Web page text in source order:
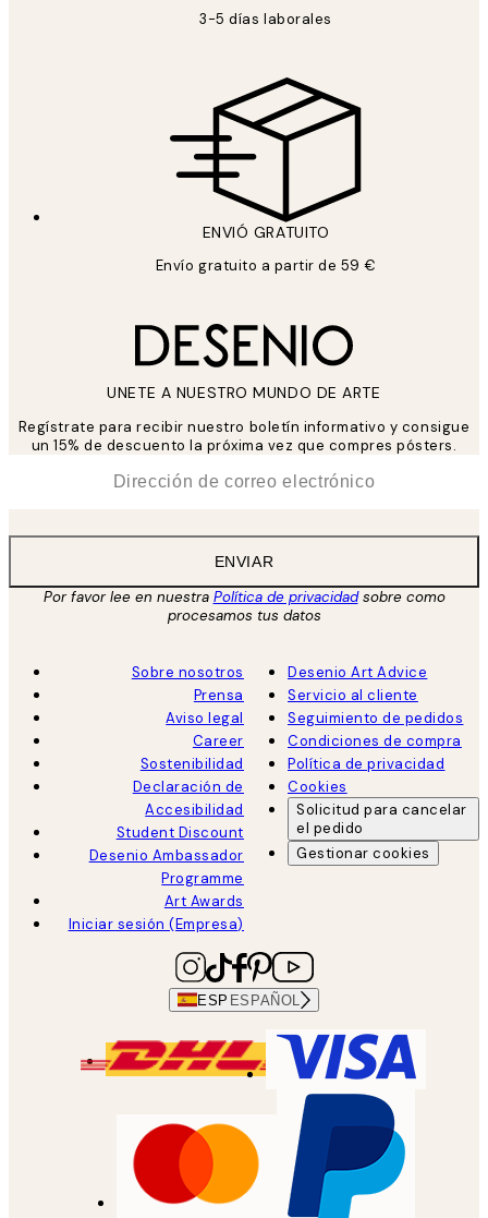
3-5 días laborales
ENVIÓ GRATUITO
Envío gratuito a partir de 59 €
UNETE A NUESTRO MUNDO DE ARTE
Regístrate para recibir nuestro boletín informativo y consigue
un 15% de descuento la próxima vez que compres pósters.
ENVIAR
Por favor lee en nuestra Política de privacidadsobre como
procesamos tus datos
Sobre nosotros
Prensa
Aviso legal
Career
Sostenibilidad
Declaración de
Accesibilidad
Student Discount
Desenio Ambassador
Programme
Art Awards
Iniciar sesión (Empresa)
Desenio Art Advice
Servicio al cliente
Seguimiento de pedidos
Condiciones de compra
Política de privacidad
Cookies
Solicitud para cancelar
el pedido
Gestionar cookies
ESP ESPAÑOL